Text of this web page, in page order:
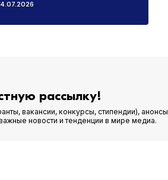
рассылку!
вакансии, конкурсы, стипендии), анонсы
новости и тенденции в мире медиа.